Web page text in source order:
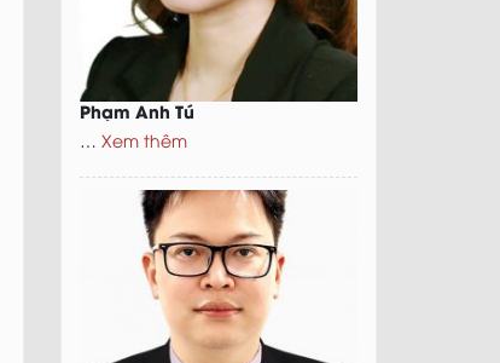
Phạm Anh Tú
Xem thêm